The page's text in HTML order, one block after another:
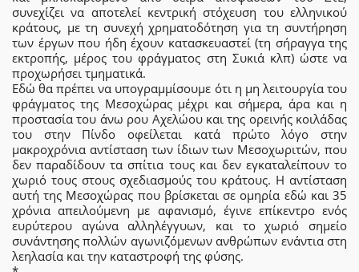
συνεχίζει να αποτελεί κεντρική στόχευση του ελληνικού
κράτους, µε τη συνεχή χρηµατοδότηση για τη συντήρηση
των έργων που ήδη έχουν κατασκευαστεί (τη σήραγγα της
εκτροπής, μέρος του φράγµατος στη Συκιά κλπ) ώστε να
προχωρήσει τµηµατικά.
Εδώ θα πρέπει να υπογραμμίσουμε ότι η μη λειτουργία του
φράγματος της Μεσοχώρας μέχρι και σήμερα, άρα και η
προστασία του άνω ρου Αχελώου και της ορεινής κοιλάδας
του στην Πίνδο οφείλεται κατά πρώτο λόγο στην
μακροχρόνια αντίσταση των ίδιων των Μεσοχωριτών, που
δεν παραδίδουν τα σπίτια τους και δεν εγκαταλείπουν το
χωριό τους στους σχεδιασμούς του κράτους. Η αντίσταση
αυτή της Μεσοχώρας που βρίσκεται σε ομηρία εδώ και 35
χρόνια απειλούμενη με αφανισμό, έγινε επίκεντρο ενός
ευρύτερου αγώνα αλληλέγγυων, και το χωριό σημείο
συνάντησης πολλών αγωνιζόμενων ανθρώπων ενάντια στη
λεηλασία και την καταστροφή της φύσης.